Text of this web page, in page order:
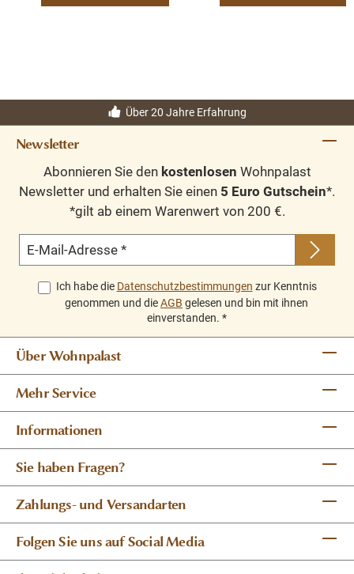
Über 20 Jahre Erfahrung
Newsletter
Abonnieren Sie den kostenlosen Wohnpalast
Newsletter und erhalten Sie einen 5 Euro Gutschein*.
*gilt ab einem Warenwert von 200 €.
E-Mail-Adresse *
Ich habe die Datenschutzbestimmungen zur Kenntnis
genommen und dieAGB gelesen und bin mit ihnen
einverstanden. *
Über Wohnpalast
Mehr Service
Informationen
Sie haben Fragen?
Zahlungs- und Versandarten
Folgen Sie uns auf Social Media